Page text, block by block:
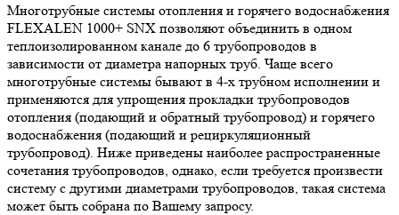
Многотрубные системы отопления и горячего водоснабжения
FLEXALEN 1000+ SNX позволяют объединить в одном
теплоизолированном канале до 6 трубопроводов в
зависимости от диаметра напорных труб. Чаще всего
многотрубные системы бывают в 4-х трубном исполнении и
применяются для упрощения прокладки трубопроводов
отопления (подающий и обратный трубопровод) и горячего
водоснабжения (подающий и рециркуляционный
трубопровод). Ниже приведены наиболее распространенные
сочетания трубопроводов, однако, если требуется произвести
систему с другими диаметрами трубопроводов, такая система
может быть собрана по Вашему запросу.